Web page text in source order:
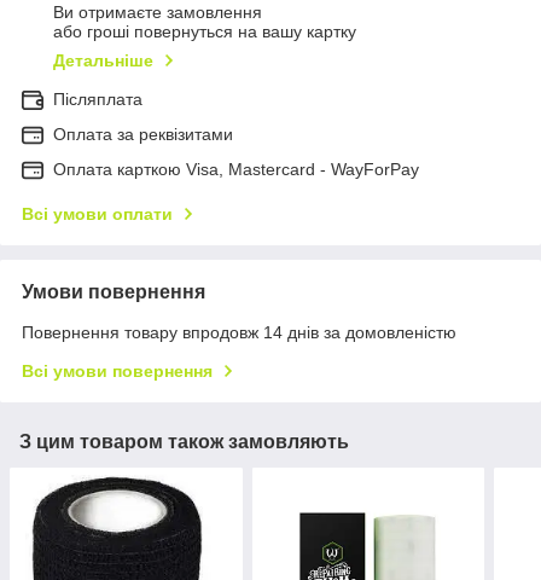
Ви отримаєте замовлення
або гроші повернуться на вашу картку
Детальніше
Післяплата
Оплата за реквізитами
Оплата карткою Visa, Mastercard - WayForPay
Всі умови оплати
Умови повернення
Повернення товару впродовж 14 днів за домовленістю
Всі умови повернення
З цим товаром також замовляють